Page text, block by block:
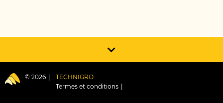
© 2026
TECHNIGRO
Termes et conditions